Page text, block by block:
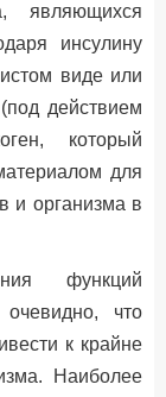
являющихся
инсулину
виде или
действием
который
для
и организма в
функций
что
к крайне
Наиболее